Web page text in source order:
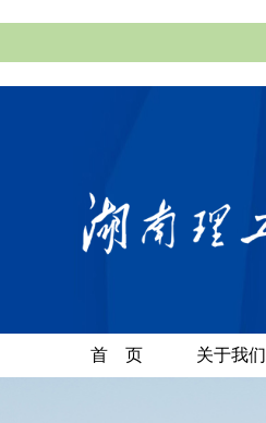
首 页 关于我们